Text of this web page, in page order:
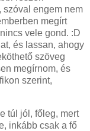
szóval engem nem
megírt
vele gond. :D
és lassan, ahogy
szöveg
megírnom, és
szerint,
túl jól, főleg, mert
inkább csak a fő